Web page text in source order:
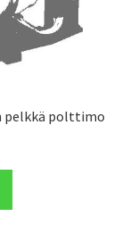
pelkkä polttimo